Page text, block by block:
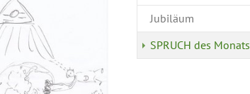
Jubiläum
SPRUCH des Monats